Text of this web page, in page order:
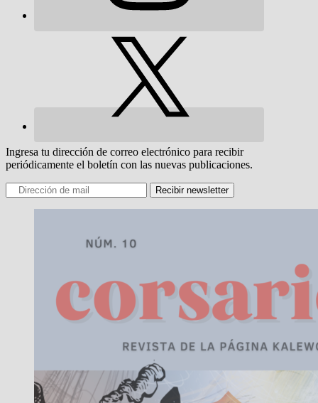
Ingresa tu dirección de correo electrónico para recibir
periódicamente el boletín con las nuevas publicaciones.
Recibir newsletter